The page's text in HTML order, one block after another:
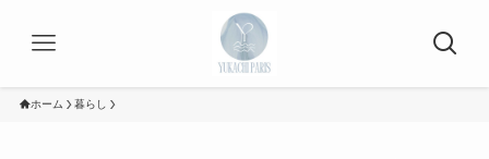
ホーム 暮らし